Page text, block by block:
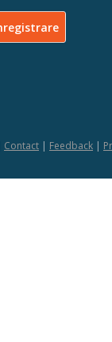
Contact | Feedback |